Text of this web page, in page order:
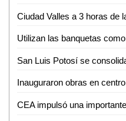
Utilizan las banquetas
Inauguraron obras en
CEA impulsó una